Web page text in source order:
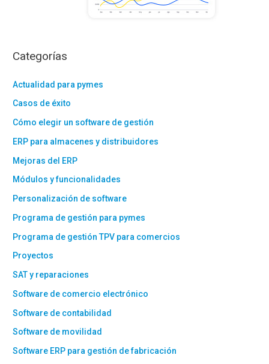
Categorías
Actualidad para pymes
Casos de éxito
Cómo elegir un software de gestión
ERP para almacenes y distribuidores
Mejoras del ERP
Módulos y funcionalidades
Personalización de software
Programa de gestión para pymes
Programa de gestión TPV para comercios
Proyectos
SAT y reparaciones
Software de comercio electrónico
Software de contabilidad
Software de movilidad
Software ERP para gestión de fabricación